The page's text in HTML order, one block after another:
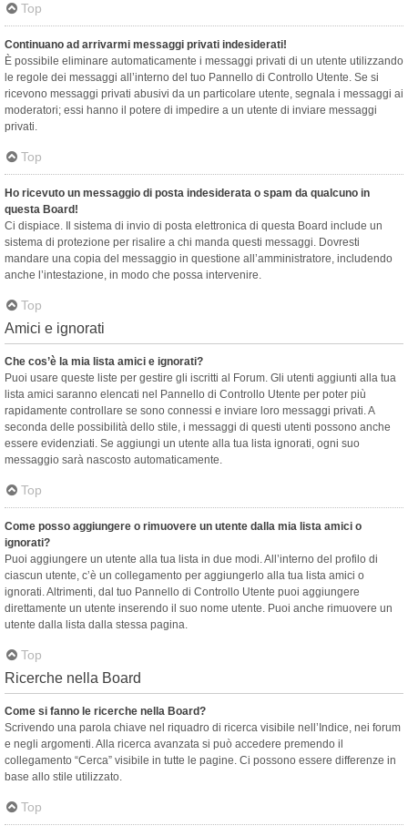
Top
Continuano ad arrivarmi messaggi privati indesiderati!
È possibile eliminare automaticamente i messaggi privati ​​di un utente utilizzando
le regole dei messaggi all’interno del tuo Pannello di Controllo Utente. Se si
ricevono messaggi privati ​​abusivi da un particolare utente, segnala i messaggi ai
moderatori; essi hanno il potere di impedire a un utente di inviare messaggi
privati​​.
Top
Ho ricevuto un messaggio di posta indesiderata o spam da qualcuno in
questa Board!
Ci dispiace. Il sistema di invio di posta elettronica di questa Board include un
sistema di protezione per risalire a chi manda questi messaggi. Dovresti
mandare una copia del messaggio in questione all’amministratore, includendo
anche l’intestazione, in modo che possa intervenire.
Top
Amici e ignorati
Che cos’è la mia lista amici e ignorati?
Puoi usare queste liste per gestire gli iscritti al Forum. Gli utenti aggiunti alla tua
lista amici saranno elencati nel Pannello di Controllo Utente per poter più
rapidamente controllare se sono connessi e inviare loro messaggi privati. A
seconda delle possibilità dello stile, i messaggi di questi utenti possono anche
essere evidenziati. Se aggiungi un utente alla tua lista ignorati, ogni suo
messaggio sarà nascosto automaticamente.
Top
Come posso aggiungere o rimuovere un utente dalla mia lista amici o
ignorati?
Puoi aggiungere un utente alla tua lista in due modi. All’interno del profilo di
ciascun utente, c’è un collegamento per aggiungerlo alla tua lista amici o
ignorati. Altrimenti, dal tuo Pannello di Controllo Utente puoi aggiungere
direttamente un utente inserendo il suo nome utente. Puoi anche rimuovere un
utente dalla lista dalla stessa pagina.
Top
Ricerche nella Board
Come si fanno le ricerche nella Board?
Scrivendo una parola chiave nel riquadro di ricerca visibile nell’Indice, nei forum
e negli argomenti. Alla ricerca avanzata si può accedere premendo il
collegamento “Cerca” visibile in tutte le pagine. Ci possono essere differenze in
base allo stile utilizzato.
Top